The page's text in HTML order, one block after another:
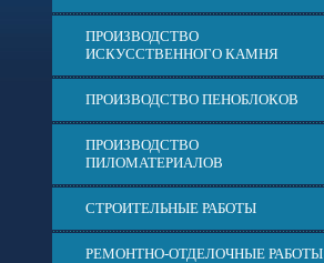
ПРОИЗВОДСТВО
ИСКУССТВЕННОГО КАМНЯ
ПРОИЗВОДСТВО ПЕНОБЛОКОВ
ПРОИЗВОДСТВО
ПИЛОМАТЕРИАЛОВ
СТРОИТЕЛЬНЫЕ РАБОТЫ
РЕМОНТНО-ОТДЕЛОЧНЫЕ РАБОТЫ